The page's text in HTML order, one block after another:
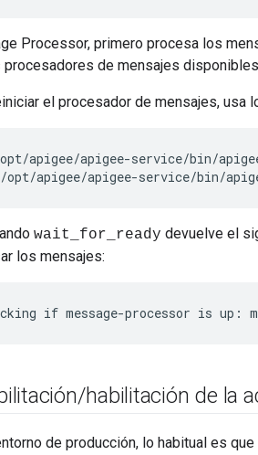
Processor, primero procesa los
procesadores de mensajes
el procesador de mensajes, usa
apigee/apigee-service/bin/
opt/apigee/apigee-service/bin/
wait_for_ready devuelve el
los mensajes:
if message-processor is up:
/habilitación de la
de producción, lo habitual es